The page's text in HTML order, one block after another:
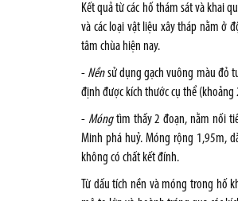
Kết quả từ các hố thám sát và khai
và các loại vật liệu xây tháp nằm ở
tâm chùa hiện nay.
- Nềnsử dụng gạch vuông màu đỏ
định đư­ợc kích thước cụ thể
- Móngtìm thấy 2 đoạn, nằm nối
Minh phá huỷ. Móng rộng 1,95m,
không có chất kết đính.
Từ dấu tích nền và móng trong hố